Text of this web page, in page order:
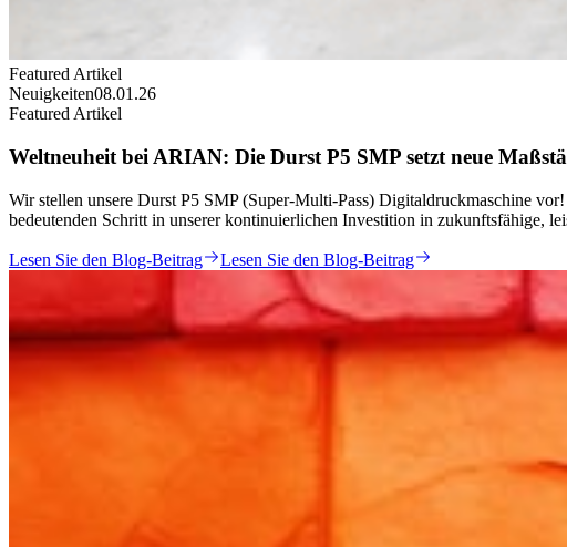
Featured Artikel
Neuigkeiten08.01.26
Featured Artikel
Weltneuheit bei ARIAN: Die Durst P5 SMP setzt neue
Wir stellen unsere Durst P5 SMP (Super-Multi-Pass) Digitaldruckmaschine
bedeutenden Schritt in unserer kontinuierlichen Investition in zukunftsfähige,
Lesen Sie den Blog-Beitrag Lesen Sie den Blog-Beitrag